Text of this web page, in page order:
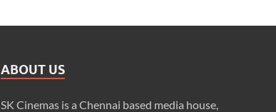
ABOUT US
SK Cinemas is a Chennai based media house,